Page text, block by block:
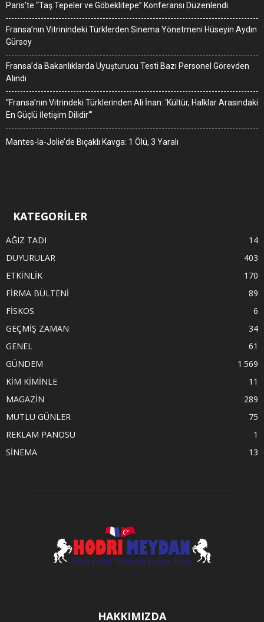
Paris’te “Taş Tepeler ve Göbeklitepe” Konferansı Düzenlendi.
Fransa’nın Vitrinindeki Türklerden Sinema Yönetmeni Hüseyin Aydın
Gürsoy
Fransa’da Bakanlıklarda Uyuşturucu Testi Bazı Personel Görevden
Alındı
“Fransa’nın Vitrindeki Türklerinden Ali İnan: ‘Kültür, Halklar Arasındaki
En Güçlü İletişim Dilidir'”
Mantes-la-Jolie’de Bıçaklı Kavga: 1 Ölü, 3 Yaralı
KATEGORİLER
AĞIZ TADI
14
DUYURULAR
403
ETKİNLİK
170
FİRMA BÜLTENİ
89
FİSKOS
6
GEÇMİŞ ZAMAN
34
GENEL
61
GÜNDEM
1.569
KİM KİMİNLE
11
MAGAZİN
289
MUTLU GÜNLER
75
REKLAM PANOSU
1
SİNEMA
13
HAKKIMIZDA